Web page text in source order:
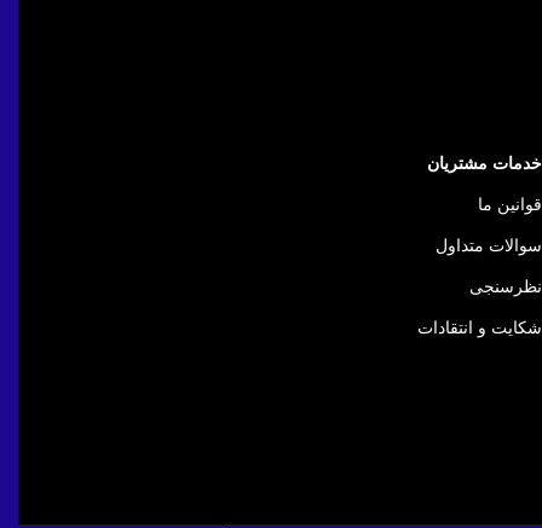
خدمات مشتریان
قوانین ما
سوالات متداول
نظرسنجی
شکایت و انتقادات